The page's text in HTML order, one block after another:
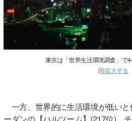
東京は「世界生活環境調査」で
拡大する
一方、世界的に生活環境が低い
ーダンの【ハルツーム】(217位)、